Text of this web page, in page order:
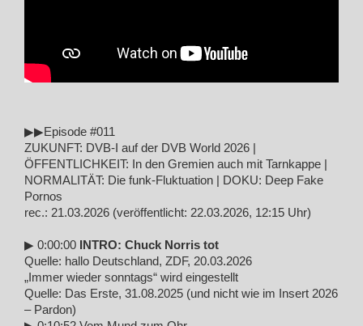
▶︎▶︎Episode #011
ZUKUNFT: DVB-I auf der DVB World 2026 |
ÖFFENTLICHKEIT: In den Gremien auch mit Tarnkappe |
NORMALITÄT: Die funk-Fluktuation | DOKU: Deep Fake
Pornos
rec.: 21.03.2026 (veröffentlicht: 22.03.2026, 12:15 Uhr)
▶︎ 0:00:00
INTRO: Chuck Norris tot
Quelle: hallo Deutschland, ZDF, 20.03.2026
„Immer wieder sonntags“ wird eingestellt
Quelle: Das Erste, 31.08.2025 (und nicht wie im Insert 2026
– Pardon)